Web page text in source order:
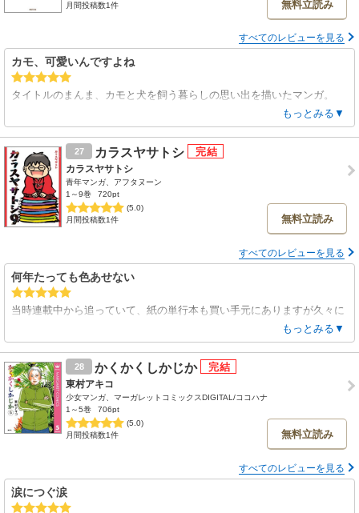
月間投稿数1件 無料立読み
すべてのレビューを見る
カモ、可愛いんですよね
タイトルのまんま、カモと犬を飼う暮らしの思い出を描いたマンガ。
自分も自宅の近所にカモが住んでて、いけないなーと思いつつ少しエサ
をやってしまったりしているのですが、カモはほんとに可愛いのです。
動物の仕草や作者さんの生活に、心が和む内容でした。
もっとみる▼
27 カラスヤサトシ
カラスヤサトシ
青年マンガ、アフタヌーン
1～9巻
720pt
(5.0)
月間投稿数1件
無料立読み
すべてのレビューを見る
何年たっても色あせない
当時連載中から追っていて、紙の単行本も買い手元にありますが久々に
・・・・いやーやっぱり最高です!!!
読み進めていくうちにじわじわ笑いがこみ上げてくる、そしていつの間
にか声を出して笑っている。
この面白さいつまでも引きずります。
読み終わって数日漫画の内容を思い出し笑いする。
そんな読めば読むほど身体に浸透し広がる面白さです！
もっとみる▼
28 かくかくしかじか
東村アキコ
少女マンガ、マーガレットコミックスDIGITAL/ココハナ
1～5巻
706pt
(5.0)
月間投稿数1件
無料立読み
すべてのレビューを見る
涙につぐ涙